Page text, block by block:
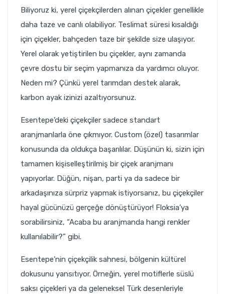
Biliyoruz ki, yerel çiçekçilerden alınan çiçekler genellikle
daha taze ve canlı olabiliyor. Teslimat süresi kısaldığı
için çiçekler, bahçeden taze bir şekilde size ulaşıyor.
Yerel olarak yetiştirilen bu çiçekler, aynı zamanda
çevre dostu bir seçim yapmanıza da yardımcı oluyor.
Neden mi? Çünkü yerel tarımdan destek alarak,
karbon ayak izinizi azaltıyorsunuz.
Esentepe’deki çiçekçiler sadece standart
aranjmanlarla öne çıkmıyor. Custom (özel) tasarımlar
konusunda da oldukça başarılılar. Düşünün ki, sizin için
tamamen kişiselleştirilmiş bir çiçek aranjmanı
yapıyorlar. Düğün, nişan, parti ya da sadece bir
arkadaşınıza sürpriz yapmak istiyorsanız, bu çiçekçiler
hayal gücünüzü gerçeğe dönüştürüyor! Floksia’ya
sorabilirsiniz, “Acaba bu aranjmanda hangi renkler
kullanılabilir?” gibi.
Esentepe’nin çiçekçilik sahnesi, bölgenin kültürel
dokusunu yansıtıyor. Örneğin, yerel motiflerle süslü
saksı çiçekleri ya da geleneksel Türk desenleriyle